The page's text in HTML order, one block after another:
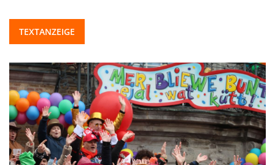
TEXTANZEIGE